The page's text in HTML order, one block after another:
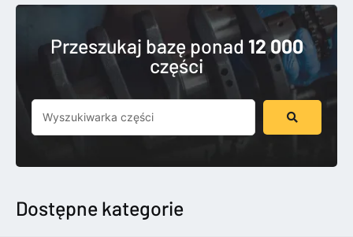
Przeszukaj bazę ponad 12 000
części
Szukaj
Dostępne kategorie